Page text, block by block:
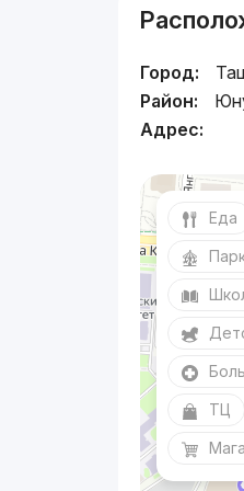
Город:
Район:
Адрес:
Еда
ТЦ